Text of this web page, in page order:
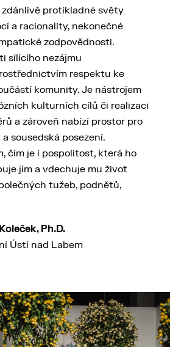
protikladné světy
a racionality, nekonečné
zodpovědnosti.
sílícího nezájmu
respektu ke
komunity. Je nástrojem
kulturních cílů či realizaci
a zároveň nabízí prostor pro
sousedská posezení.
čím je i pospolitost, která ho
jím a vdechuje mu život
tužeb, podnětů,
Ph.D.
Ústí nad Labem